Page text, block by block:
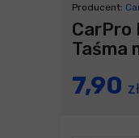
Producent:
CarPro
Taśma
7,90 zł